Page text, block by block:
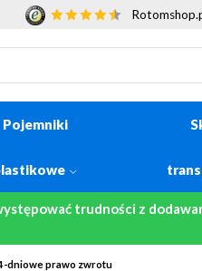
Pojemniki
trudności z
Darmowa dostawa od 1500 zł netto